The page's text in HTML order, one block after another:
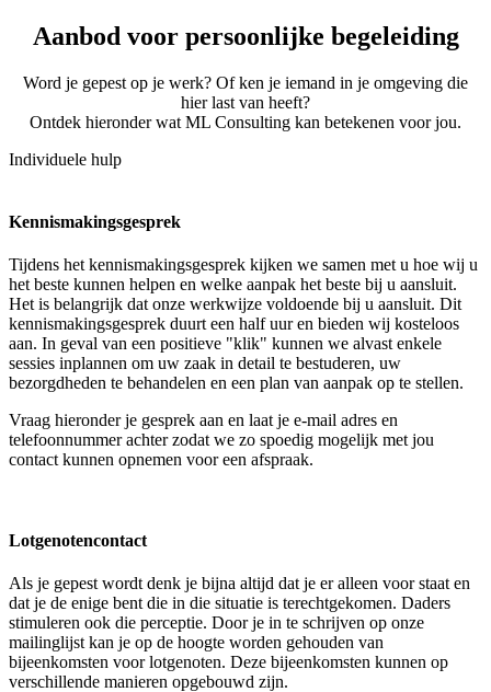
Aanbod voor persoonlijke begeleiding
Word je gepest op je werk? Of ken je iemand in je omgeving die
hier last van heeft?
Ontdek hieronder wat ML Consulting kan betekenen voor jou.
Individuele hulp
Kennismakingsgesprek
Tijdens het kennismakingsgesprek kijken we samen met u hoe wij u
het beste kunnen helpen en welke aanpak het beste bij u aansluit.
Het is belangrijk dat onze werkwijze voldoende bij u aansluit. Dit
kennismakingsgesprek duurt een half uur en bieden wij kosteloos
aan. In geval van een positieve "klik" kunnen we alvast enkele
sessies inplannen om uw zaak in detail te bestuderen, uw
bezorgdheden te behandelen en een plan van aanpak op te stellen.
Vraag hieronder je gesprek aan en laat je e-mail adres en
telefoonnummer achter zodat we zo spoedig mogelijk met jou
contact kunnen opnemen voor een afspraak.
Lotgenotencontact
Als je gepest wordt denk je bijna altijd dat je er alleen voor staat en
dat je de enige bent die in die situatie is terechtgekomen. Daders
stimuleren ook die perceptie. Door je in te schrijven op onze
mailinglijst kan je op de hoogte worden gehouden van
bijeenkomsten voor lotgenoten. Deze bijeenkomsten kunnen op
verschillende manieren opgebouwd zijn.